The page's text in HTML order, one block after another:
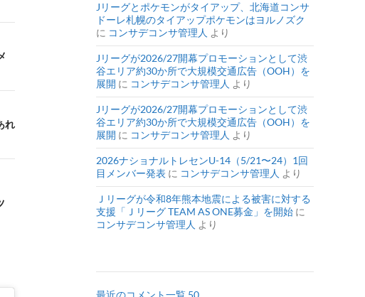
れ
Jリーグとポケモンがタイアップ、北海道コンサ
ドーレ札幌のタイアップポケモンはヨルノズク
に コンサデコンサ管理人 より
Jリーグが2026/27開幕プロモーションとして渋
谷エリア約30か所で大規模交通広告（OOH）を
展開 に コンサデコンサ管理人 より
Jリーグが2026/27開幕プロモーションとして渋
谷エリア約30か所で大規模交通広告（OOH）を
展開 に コンサデコンサ管理人 より
2026ナショナルトレセンU-14（5/21〜24）1回
目メンバー発表 に コンサデコンサ管理人 より
Ｊリーグが令和8年熊本地震による被害に対する
支援「Ｊリーグ TEAM AS ONE募金」を開始 に
コンサデコンサ管理人 より